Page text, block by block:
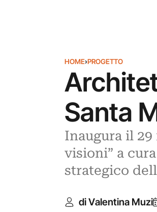
HOME›PROGETTO
Santa
Inaugura il 29
visioni” a
strategico
di Valentina Muzi